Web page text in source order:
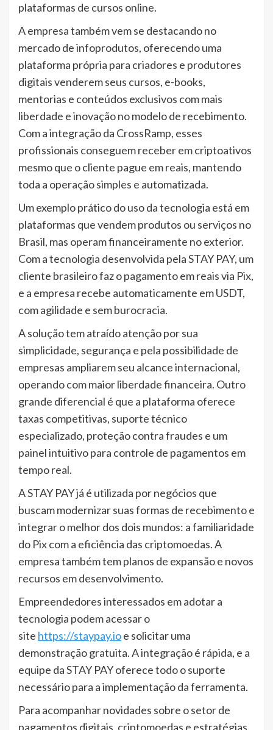
plataformas de cursos online.
A empresa também vem se destacando no
mercado de infoprodutos, oferecendo uma
plataforma própria para criadores e produtores
digitais venderem seus cursos, e-books,
mentorias e conteúdos exclusivos com mais
liberdade e inovação no modelo de recebimento.
Com a integração da CrossRamp, esses
profissionais conseguem receber em criptoativos
mesmo que o cliente pague em reais, mantendo
toda a operação simples e automatizada.
Um exemplo prático do uso da tecnologia está em
plataformas que vendem produtos ou serviços no
Brasil, mas operam financeiramente no exterior.
Com a tecnologia desenvolvida pela STAY PAY, um
cliente brasileiro faz o pagamento em reais via Pix,
e a empresa recebe automaticamente em USDT,
com agilidade e sem burocracia.
A solução tem atraído atenção por sua
simplicidade, segurança e pela possibilidade de
empresas ampliarem seu alcance internacional,
operando com maior liberdade financeira. Outro
grande diferencial é que a plataforma oferece
taxas competitivas, suporte técnico
especializado, proteção contra fraudes e um
painel intuitivo para controle de pagamentos em
tempo real.
A STAY PAY já é utilizada por negócios que
buscam modernizar suas formas de recebimento e
integrar o melhor dos dois mundos: a familiaridade
do Pix com a eficiência das criptomoedas. A
empresa também tem planos de expansão e novos
recursos em desenvolvimento.
Empreendedores interessados em adotar a
tecnologia podem acessar o
site https://staypay.ioe solicitar uma
demonstração gratuita. A integração é rápida, e a
equipe da STAY PAY oferece todo o suporte
necessário para a implementação da ferramenta.
Para acompanhar novidades sobre o setor de
pagamentos digitais, criptomoedas e estratégias